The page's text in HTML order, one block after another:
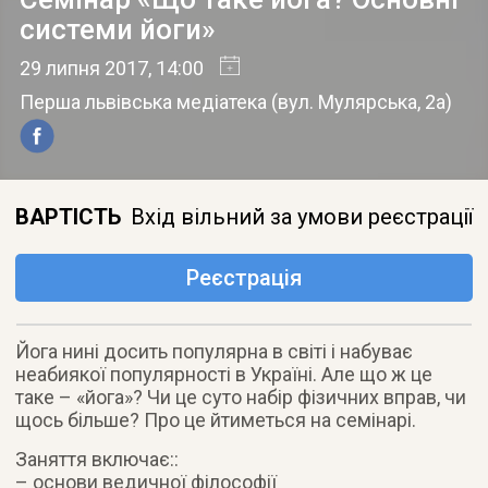
системи йоги»
29 липня 2017, 14:00
Перша львівська медіатека (вул. Мулярська, 2а)
ВАРТІСТЬ Вхід вільний за умови реєстрації
Реєстрація
Йога нині досить популярна в світі і набуває
неабиякої популярності в Україні. Але що ж це
таке – «йога»? Чи це суто набір фізичних вправ, чи
щось більше? Про це йтиметься на семінарі.
Заняття включає::
– основи ведичної філософії